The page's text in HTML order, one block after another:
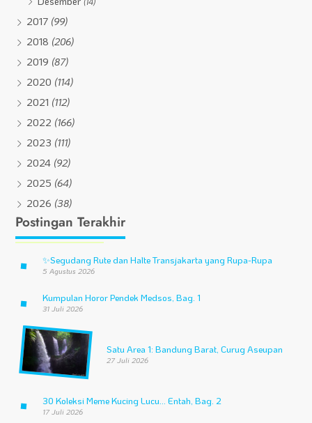
2017 (99)
2018 (206)
2019 (87)
2020 (114)
2021 (112)
2022 (166)
2023 (111)
2024 (92)
2025 (64)
2026 (38)
Postingan Terakhir
✨Segudang Rute dan Halte Transjakarta yang Rupa-Rupa
5 Agustus 2026
Kumpulan Horor Pendek Medsos, Bag. 1
31 Juli 2026
Satu Area 1: Bandung Barat, Curug Aseupan
27 Juli 2026
30 Koleksi Meme Kucing Lucu… Entah, Bag. 2
17 Juli 2026